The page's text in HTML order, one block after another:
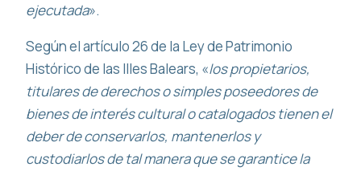
ejecutada».
Según el artículo 26 de la Ley de Patrimonio
Histórico de las Illes Balears, «los propietarios,
titulares de derechos o simples poseedores de
bienes de interés cultural o catalogados tienen el
deber de conservarlos, mantenerlos y
custodiarlos de tal manera que se garantice la